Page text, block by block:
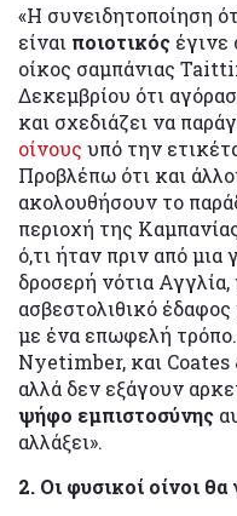
«Η συνειδητοποίηση
είναι ποιοτικός έγινε
οίκος σαμπάνιας
Δεκεμβρίου ότι
και σχεδιάζει να
οίνους υπό την
Προβλέπω ότι και
ακολουθήσουν το
περιοχή της
ό,τι ήταν πριν από
δροσερή νότια Αγγλία,
ασβεστολιθικό
με ένα επωφελή
Nyetimber, και
αλλά δεν εξάγουν
ψήφο εμπιστοσύνης
αλλάξει».
2. Οι φυσικοί οίνοι